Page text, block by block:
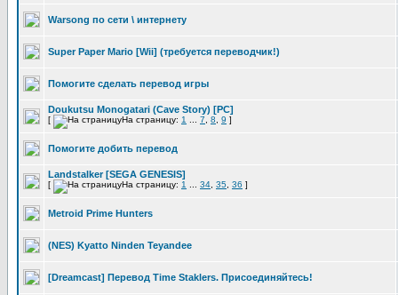
Warsong по сети \ интернету
Super Paper Mario [Wii] (требуется переводчик!)
Помогите сделать перевод игры
Doukutsu Monogatari (Cave Story) [PC]
[ На страницу: 1 7 8 9 ]
Помогите добить перевод
Landstalker [SEGA GENESIS]
[ На страницу: 1 34 35 36 ]
Metroid Prime Hunters
(NES) Kyatto Ninden Teyandee
[Dreamcast] Перевод Time Staklers. Присоединяйтесь!